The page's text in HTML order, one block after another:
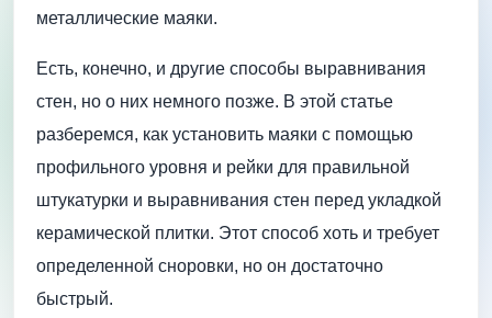
металлические маяки.
Есть, конечно, и другие способы выравнивания
стен, но о них немного позже. В этой статье
разберемся, как установить маяки с помощью
профильного уровня и рейки для правильной
штукатурки и выравнивания стен перед укладкой
керамической плитки. Этот способ хоть и требует
определенной сноровки, но он достаточно
быстрый.